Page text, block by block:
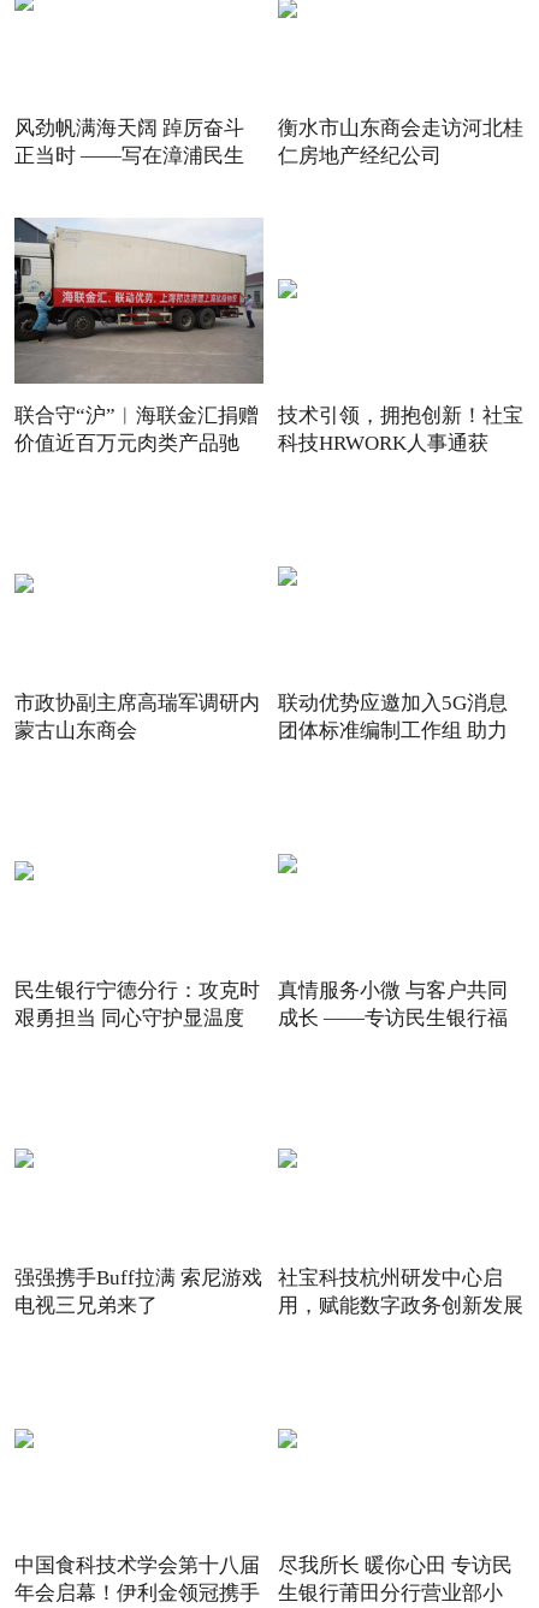
风劲帆满海天阔 踔厉奋斗
正当时 ——写在漳浦民生
衡水市山东商会走访河北桂
仁房地产经纪公司
联合守“沪”︱海联金汇捐赠
价值近百万元肉类产品驰
技术引领，拥抱创新！社宝
科技HRWORK人事通获
市政协副主席高瑞军调研内
蒙古山东商会
联动优势应邀加入5G消息
团体标准编制工作组 助力
民生银行宁德分行：攻克时
艰勇担当 同心守护显温度
真情服务小微 与客户共同
成长 ——专访民生银行福
强强携手Buff拉满 索尼游戏
电视三兄弟来了
社宝科技杭州研发中心启
用，赋能数字政务创新发展
中国食科技术学会第十八届
年会启幕！伊利金领冠携手
尽我所长 暖你心田 专访民
生银行莆田分行营业部小